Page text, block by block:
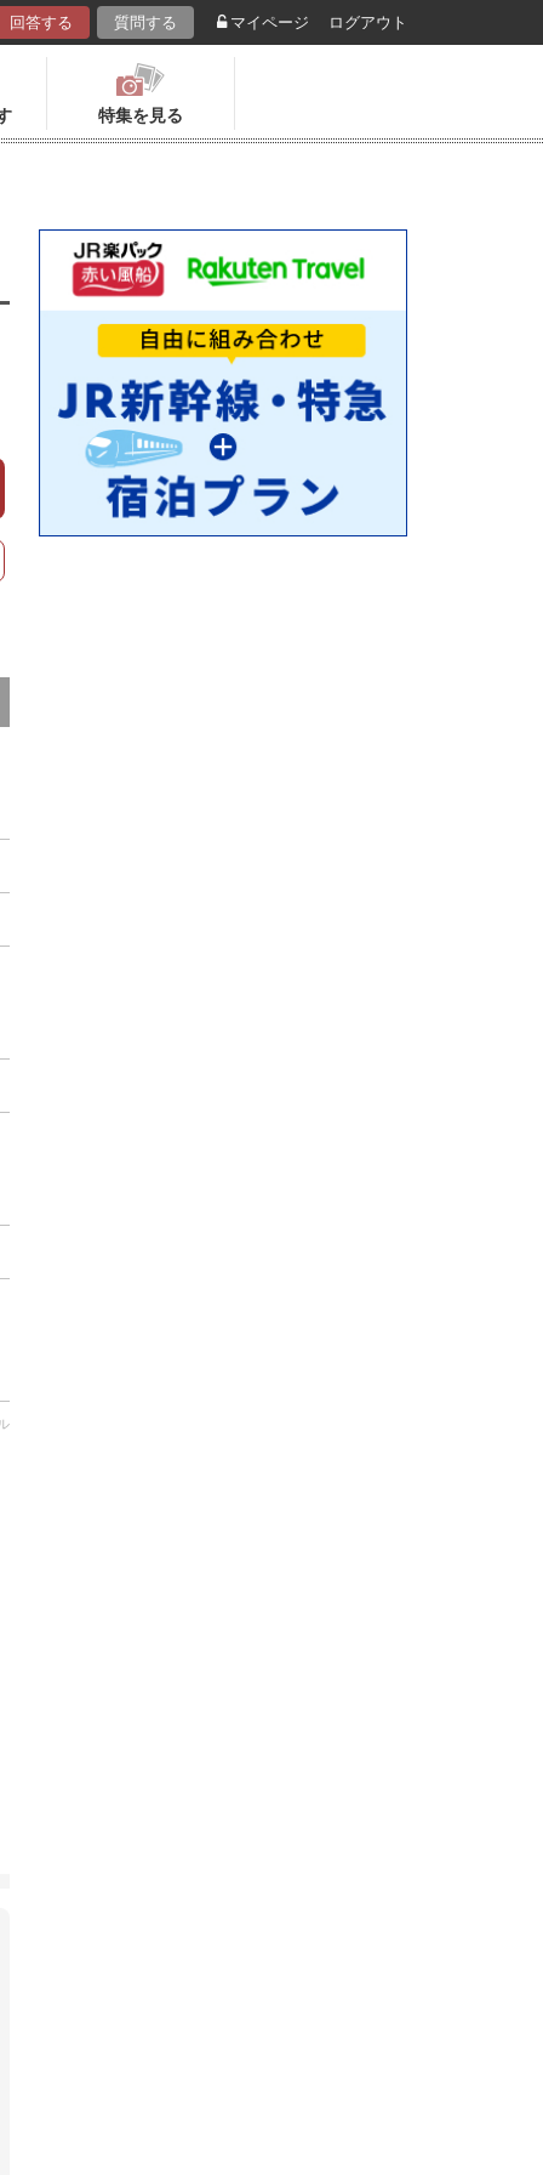
回答する 質問する マイページ ログアウト
特集を見る